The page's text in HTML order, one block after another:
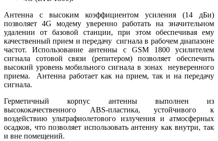
Антенна с высоким коэффициентом усиления (14 дБи)
позволяет 4G модему уверенно работать на значительном
удалении от базовой станции, при этом обеспечивая ему
качественный прием и передачу сигнала в рабочем диапазоне
частот. Использование антенны с GSM 1800 усилителем
сигнала сотовой связи (репитером) позволяет обеспечить
высокий уровень мобильного сигнала в зонах неуверенного
приема. Антенна работает как на прием, так и на передачу
сигнала.
Герметичный корпус антенны выполнен из
высококачественного ABS-пластика, устойчивого к
воздействию ультрафиолетового излучения и атмосферных
осадков, что позволяет использовать антенну как внутри, так
и вне помещений.